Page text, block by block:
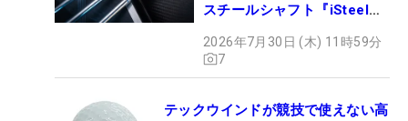
スチールシャフト『iSteel
2026年7月30日 (木) 11時59分
7
テックウインドが競技で使えない高